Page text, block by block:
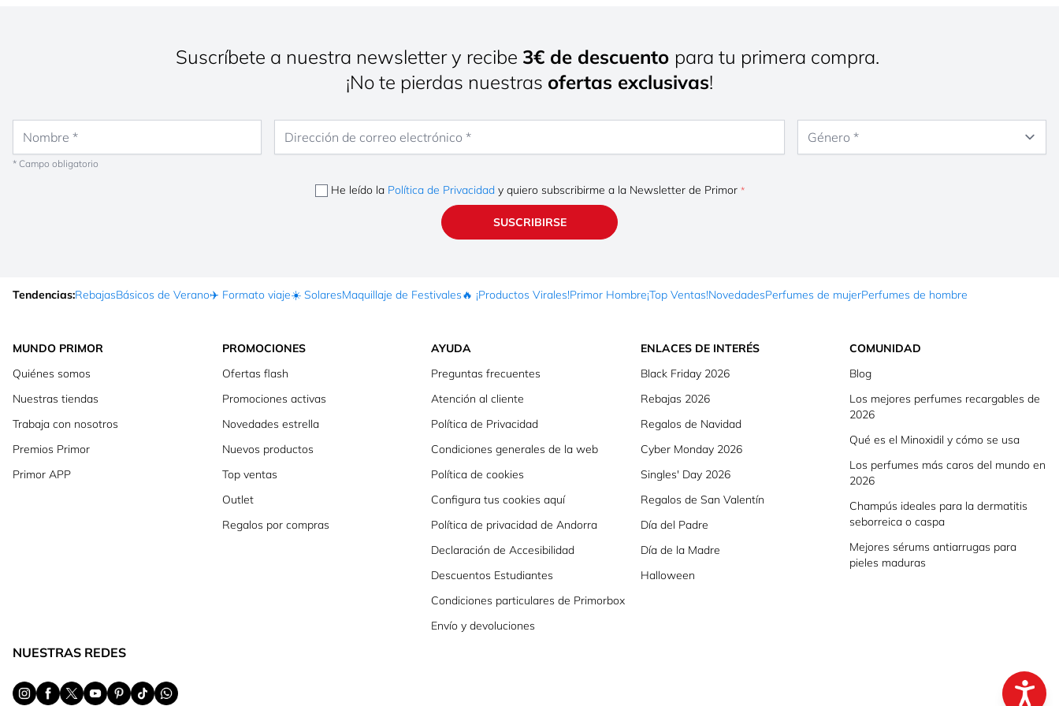
Suscríbete a nuestra newsletter y recibe 3€ de descuento para tu primera compra.
¡No te pierdas nuestras ofertas exclusivas!
* Campo obligatorio
He leído la Política de Privacidad y quiero subscribirme a la Newsletter de Primor
SUSCRIBIRSE
Tendencias:RebajasBásicos de Verano✈️ Formato viaje☀️ SolaresMaquillaje de Festivales🔥 ¡Productos Virales!Primor Hombre¡Top Ventas!NovedadesPerfumes de mujerPerfumes de hombre
MUNDO PRIMOR
Quiénes somos
Nuestras tiendas
Trabaja con nosotros
Premios Primor
Primor APP
PROMOCIONES
Ofertas flash
Promociones activas
Novedades estrella
Nuevos productos
Top ventas
Outlet
Regalos por compras
AYUDA
Preguntas frecuentes
Atención al cliente
Política de Privacidad
Condiciones generales de la web
Política de cookies
Configura tus cookies aquí
Política de privacidad de Andorra
Declaración de Accesibilidad
Descuentos Estudiantes
Condiciones particulares de Primorbox
Envío y devoluciones
ENLACES DE INTERÉS
Black Friday 2026
Rebajas 2026
Regalos de Navidad
Cyber Monday 2026
Singles' Day 2026
Regalos de San Valentín
Día del Padre
Día de la Madre
Halloween
COMUNIDAD
Blog
Los mejores perfumes recargables de
2026
Qué es el Minoxidil y cómo se usa
Los perfumes más caros del mundo en
2026
Champús ideales para la dermatitis
seborreica o caspa
Mejores sérums antiarrugas para
pieles maduras
NUESTRAS REDES